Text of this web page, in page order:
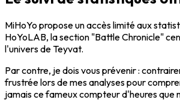
MiHoYo propose un accès limité aux
HoYoLAB, la section "Battle Chronicle"
l'univers de Teyvat.
Par contre, je dois vous prévenir :
frustrée lors de mes analyses pour
jamais ce fameux compteur d'heures que